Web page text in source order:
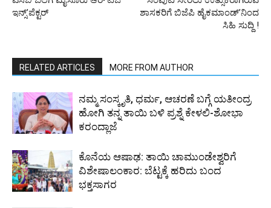
ಇನ್ಸ್’ಪೆಕ್ಟರ್
ಶಾಸಕರಿಗೆ ಬಿಜೆಪಿ ಹೈಕಮಾಂಡ್’ನಿಂದ
ಸಿಹಿ ಸುದ್ದಿ !
RELATED ARTICLES MORE FROM AUTHOR
ನಮ್ಮ ಸಂಸ್ಕೃತಿ, ಧರ್ಮ, ಆಚರಣೆ ಬಗ್ಗೆ ಯತೀಂದ್ರ
ಹೋಗಿ ತನ್ನ ತಾಯಿ ಬಳಿ ಪ್ರಶ್ನೆ ಕೇಳಲಿ-ಶೋಭಾ
ಕರಂದ್ಲಾಜೆ
ಕೊನೆಯ ಆಷಾಢ: ತಾಯಿ ಚಾಮುಂಡೇಶ್ವರಿಗೆ
ವಿಶೇಷಾಲಂಕಾರ: ಬೆಟ್ಟಕ್ಕೆ ಹರಿದು ಬಂದ
ಭಕ್ತಸಾಗರ